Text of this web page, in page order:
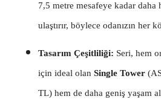
7,5 metre mesafeye kadar daha
ulaştırır, böylece odanızın her
Tasarım Çeşitliliği: Seri, hem
için ideal olan Single Tower
TL) hem de daha geniş yaşam